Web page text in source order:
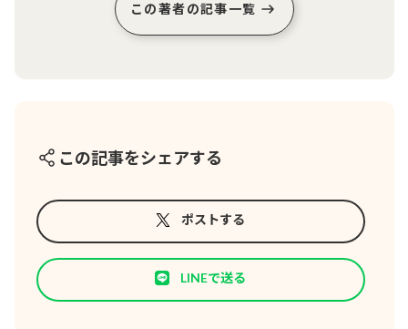
この著者の記事一覧
この記事をシェアする
ポストする
LINEで送る